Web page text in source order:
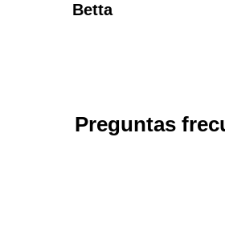
Betta
Preguntas